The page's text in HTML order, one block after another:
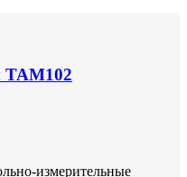
ТАМ102
измерительные